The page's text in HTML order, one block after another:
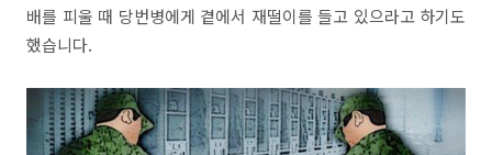
배를 피울 때 당번병에게 곁에서 재떨이를 들고 있으라고 하기도
했습니다.